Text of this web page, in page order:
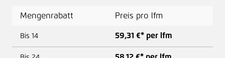
Mengenrabatt Preis pro lfm
Bis 14 59,31 €* per lfm